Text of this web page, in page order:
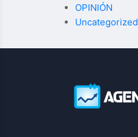
OPINIÓN
Uncategorized